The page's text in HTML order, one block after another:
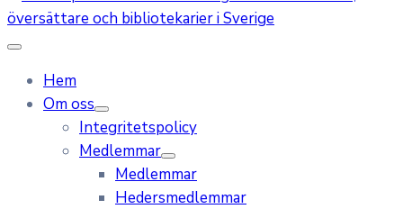
Hem
Om oss
Integritetspolicy
Medlemmar
Medlemmar
Hedersmedlemmar